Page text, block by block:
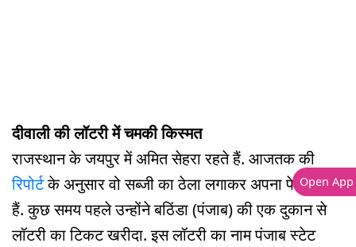
दीवाली की लॉटरी में चमकी किस्मत
राजस्थान के जयपुर में अमित सेहरा रहते हैं. आजतक की
रिपोर्टके अनुसार वो सब्जी का ठेला लगाकर अपना पेट पालते
हैं. कुछ समय पहले उन्होंने बठिंडा (पंजाब) की एक दुकान से
लॉटरी का टिकट खरीदा. इस लॉटरी का नाम पंजाब स्टेट
Open App